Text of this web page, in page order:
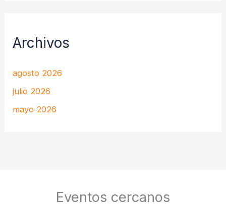
Archivos
agosto 2026
julio 2026
mayo 2026
Eventos cercanos